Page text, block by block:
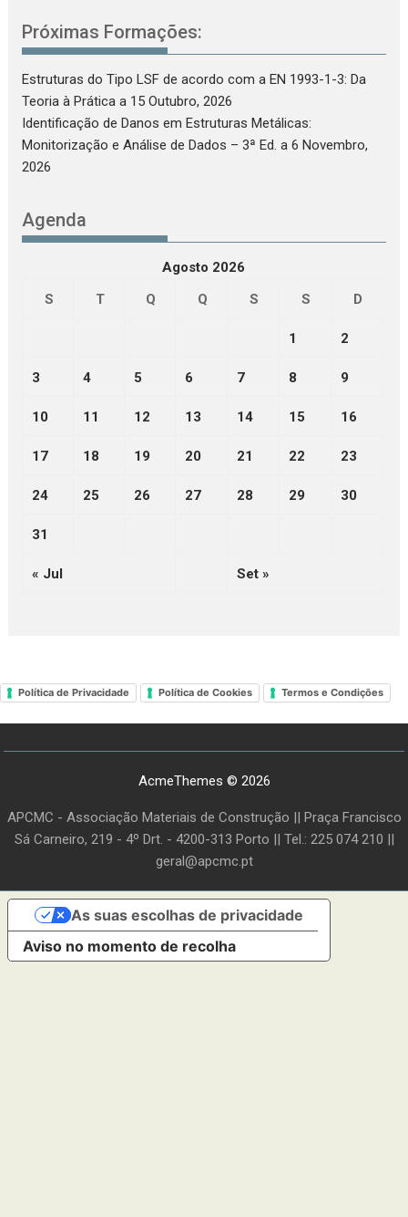
Próximas Formações:
Estruturas do Tipo LSF de acordo com a EN 1993-1-3: Da
Teoria à Prática a 15 Outubro, 2026
Identificação de Danos em Estruturas Metálicas:
Monitorização e Análise de Dados – 3ª Ed. a 6 Novembro,
2026
Agenda
Agosto 2026
S
T Q Q S S D
1 2
3 4 5 6 7 8 9
10 11 12 13 14 15 16
17 18 19 20 21 22 23
24 25 26 27 28 29 30
31
« Jul Set »
Política de Privacidade Política de Cookies Termos e Condições
AcmeThemes © 2026
APCMC - Associação Materiais de Construção || Praça Francisco
Sá Carneiro, 219 - 4º Drt. - 4200-313 Porto || Tel.: 225 074 210 ||
geral@apcmc.pt
Aviso no momento de recolha
As suas escolhas de privacidade